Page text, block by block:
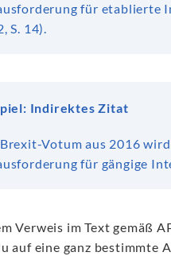
für etablierte
S. 14).
Indirektes Zitat
Brexit-Votum aus 2016
für gängige
Verweis im Text gemäß
auf eine ganz bestimmte